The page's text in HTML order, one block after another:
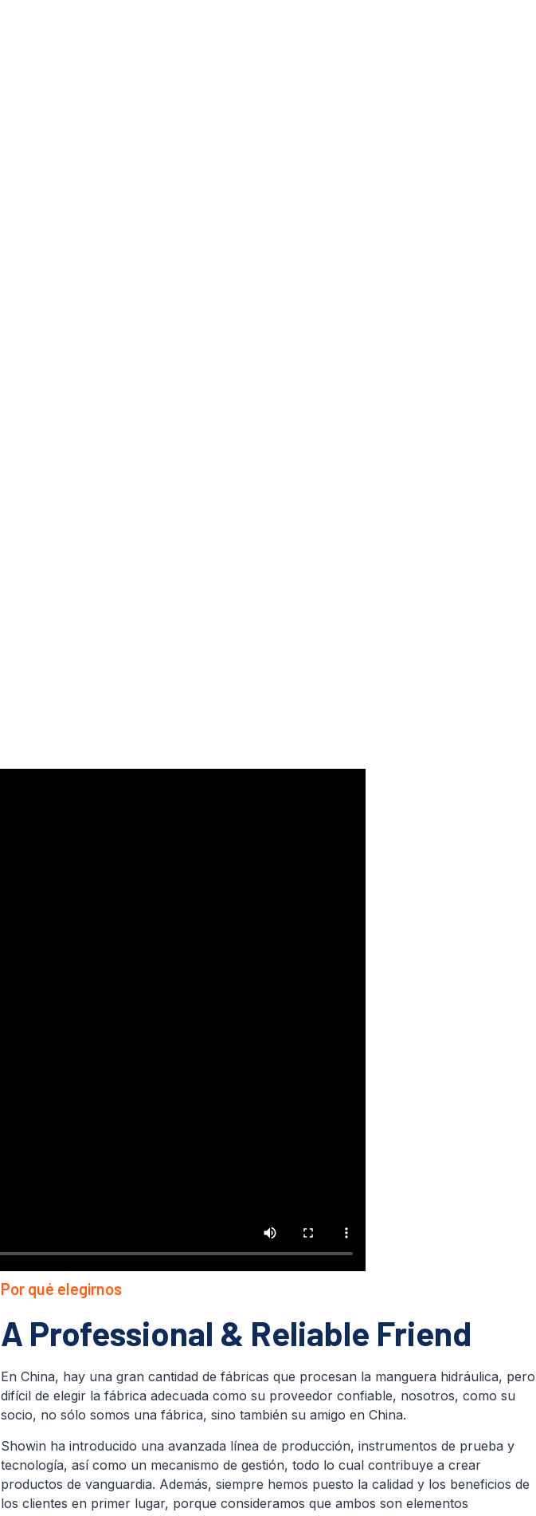
Por qué elegirnos
A Professional & Reliable Friend
En China, hay una gran cantidad de fábricas que procesan la manguera hidráulica, pero
difícil de elegir la fábrica adecuada como su proveedor confiable, nosotros, como su
socio, no sólo somos una fábrica, sino también su amigo en China.
Showin ha introducido una avanzada línea de producción, instrumentos de prueba y
tecnología, así como un mecanismo de gestión, todo lo cual contribuye a crear
productos de vanguardia. Además, siempre hemos puesto la calidad y los beneficios de
los clientes en primer lugar, porque consideramos que ambos son elementos